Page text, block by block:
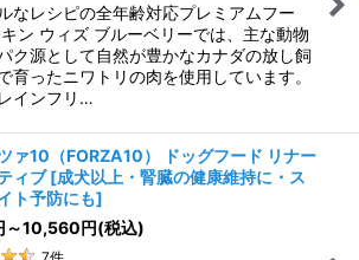
なレシピの全年齢対応プレミアムフー
キン ウィズ ブルーベリーでは、主な動物
ク源として自然が豊かなカナダの放し飼
育ったニワトリの肉を使用しています。
インフリ…
ァ10（FORZA10） ドッグフード リナー
ィブ [成犬以上・腎臓の健康維持に・ス
ト予防にも]
～10,560円(税込)